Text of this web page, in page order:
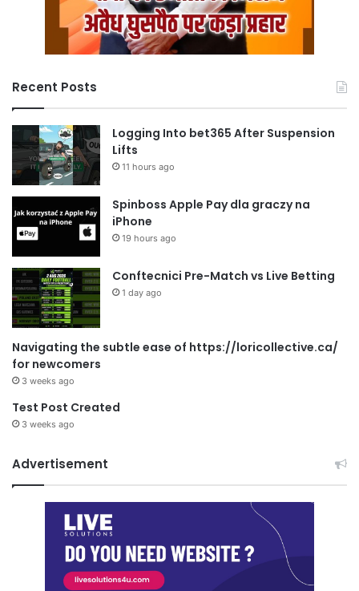
Recent Posts
Logging Into bet365 After Suspension
Lifts
11 hours ago
Spinboss Apple Pay dla graczy na
iPhone
19 hours ago
Conftecnici Pre-Match vs Live Betting
1 day ago
Navigating the subtle ease of https://loricollective.ca/
for newcomers
3 weeks ago
Test Post Created
3 weeks ago
Advertisement